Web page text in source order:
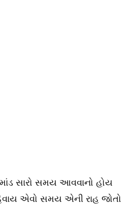
સારો સમય આવવાનો હોય
એવો સમય એની રાહ જોતો